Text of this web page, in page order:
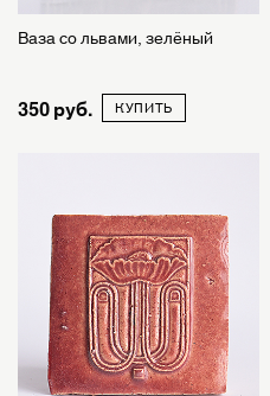
Ваза со львами, зелёный
350 КУПИТЬ